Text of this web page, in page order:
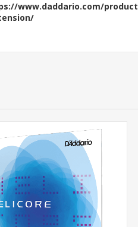
www.daddario.com/